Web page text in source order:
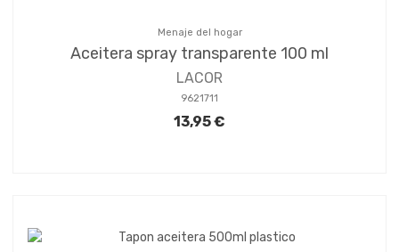
Menaje del hogar
Aceitera spray transparente 100 ml
LACOR
9621711
13,95 €